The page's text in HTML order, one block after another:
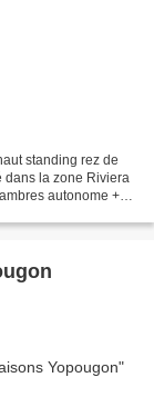
standing rez de
dans la zone Riviera
autonome +